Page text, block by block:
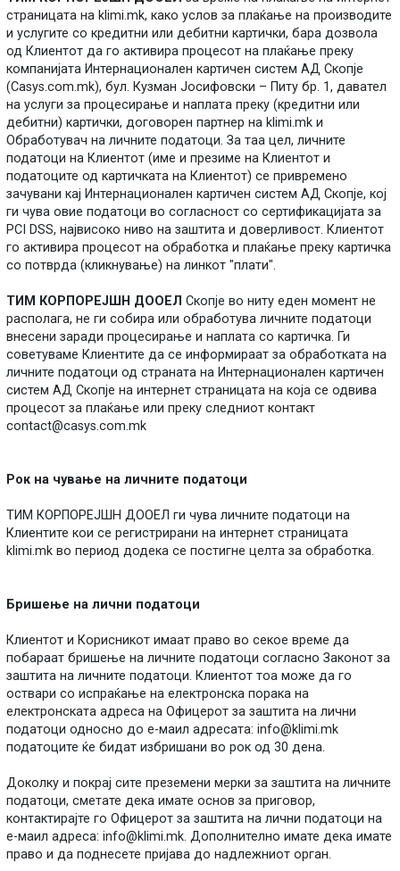
страницата на klimi.mk, како услов за плаќање на производите
и услугите со кредитни или дебитни картички, бара дозвола
од Клиентот да го активира процесот на плаќање преку
компанијата Интернационален картичен систем АД Скопје
(Casys.com.mk), бул. Кузман Јосифовски – Питу бр. 1, давател
на услуги за процесирање и наплата преку (кредитни или
дебитни) картички, договорен партнер на klimi.mk и
Обработувач на личните податоци. За таа цел, личните
податоци на Клиентот (име и презиме на Клиентот и
податоците од картичката на Клиентот) се привремено
зачувани кај Интернационален картичен систем АД Скопје, кој
ги чува овие податоци во согласност со сертификацијата за
PCI DSS, највисоко ниво на заштита и доверливост. Клиентот
го активира процесот на обработка и плаќање преку картичка
со потврда (кликнување) на линкот "плати".
ТИМ КОРПОРЕЈШН ДООЕЛ Скопје во ниту еден момент не
располага, не ги собира или обработува личните податоци
внесени заради процесирање и наплата со картичка. Ги
советуваме Клиентите да се информираат за обработката на
личните податоци од страната на Интернационален картичен
систем АД Скопје на интернет страницата на која се одвива
процесот за плаќање или преку следниот контакт
contact@casys.com.mk
Рок на чување на личните податоци
ТИМ КОРПОРЕЈШН ДООЕЛ ги чува личните податоци на
Клиентите кои се регистрирани на интернет страницата
klimi.mk во период додека се постигне целта за обработка.
Бришење на лични податоци
Клиентот и Корисникот имаат право во секое време да
побараат бришење на личните податоци согласно Законот за
заштита на личните податоци. Клиентот тоа може да го
оствари со испраќање на електронска порака на
електронската адреса на Офицерот за заштита на лични
податоци односно до е-маил адресата: info@klimi.mk
податоците ќе бидат избришани во рок од 30 дена.
Доколку и покрај сите преземени мерки за заштита на личните
податоци, сметате дека имате основ за приговор,
контактирајте го Офицерот за заштита на лични податоци на
е-маил адреса: info@klimi.mk. Дополнително имате дека имате
право и да поднесете пријава до надлежниот орган.